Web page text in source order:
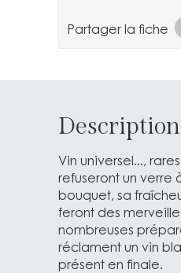
Partager la fiche
Description
Vin universel...,
refuseront un verre
bouquet, sa
feront des
nombreuses
réclament un vin
présent en finale.